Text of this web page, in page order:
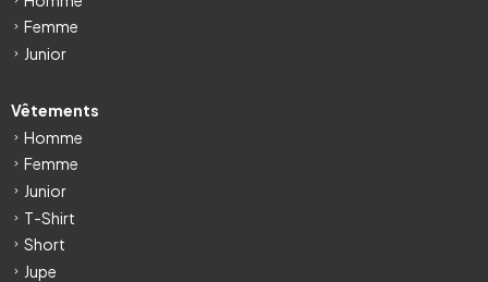
Femme
Junior
Vêtements
Homme
Femme
Junior
T-Shirt
Short
Jupe